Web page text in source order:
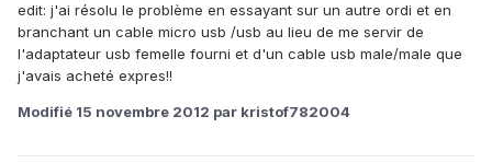
edit: j'ai résolu le problème en essayant sur un autre ordi et en
branchant un cable micro usb /usb au lieu de me servir de
l'adaptateur usb femelle fourni et d'un cable usb male/male que
j'avais acheté expres!!
Modifié 15 novembre 2012 par kristof782004